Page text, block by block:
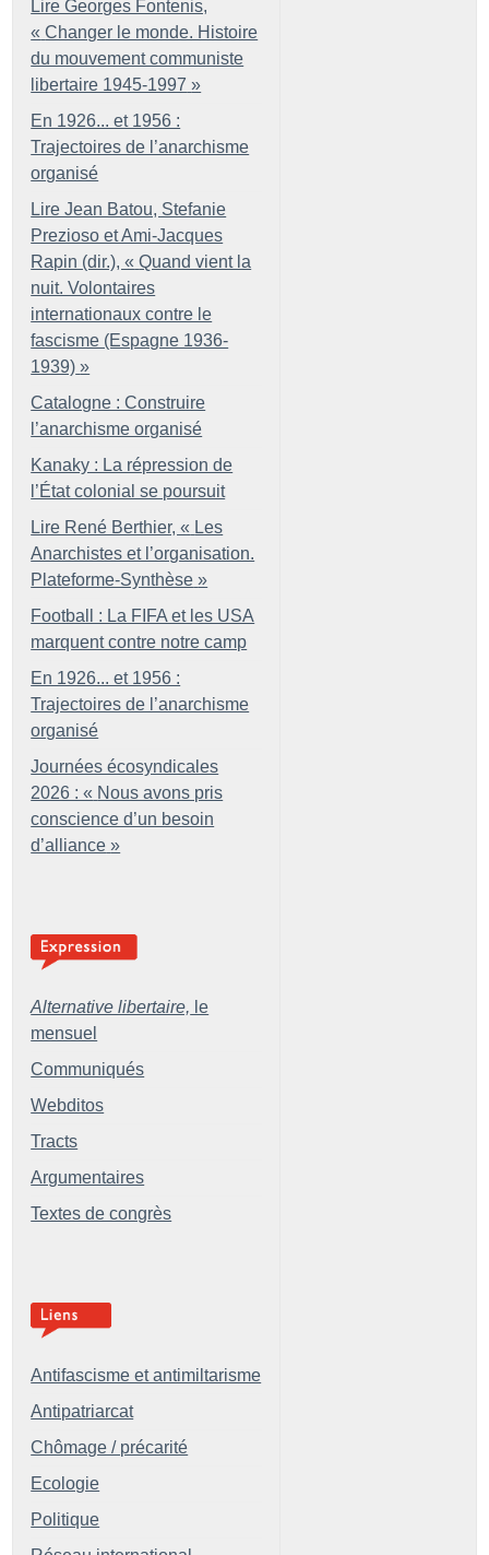
Lire Georges Fontenis,
« Changer le monde. Histoire
du mouvement communiste
libertaire 1945-1997 »
En 1926... et 1956 :
Trajectoires de l’anarchisme
organisé
Lire Jean Batou, Stefanie
Prezioso et Ami-Jacques
Rapin (dir.), « Quand vient la
nuit. Volontaires
internationaux contre le
fascisme (Espagne 1936-
1939) »
Catalogne : Construire
l’anarchisme organisé
Kanaky : La répression de
l’État colonial se poursuit
Lire René Berthier, « Les
Anarchistes et l’organisation.
Plateforme-Synthèse »
Football : La FIFA et les USA
marquent contre notre camp
En 1926... et 1956 :
Trajectoires de l’anarchisme
organisé
Journées écosyndicales
2026 : « Nous avons pris
conscience d’un besoin
d’alliance »
Alternative libertaire, le
mensuel
Communiqués
Webditos
Tracts
Argumentaires
Textes de congrès
Antifascisme et antimiltarisme
Antipatriarcat
Chômage / précarité
Ecologie
Politique